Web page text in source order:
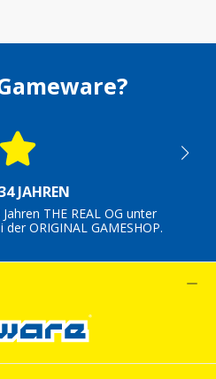
JAHREN
THE REAL OG unter
ORIGINAL GAMESHOP.